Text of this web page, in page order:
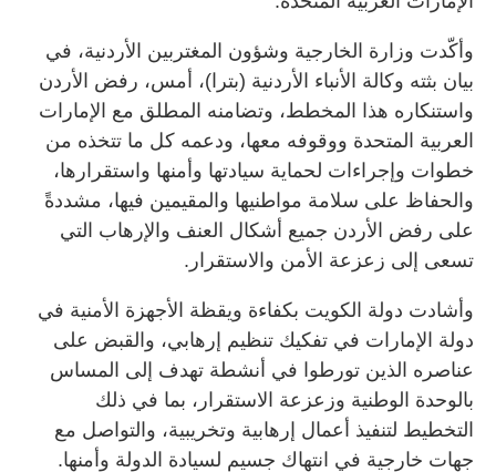
‏وأكّدت وزارة الخارجية وشؤون المغتربين الأردنية، في
بيان بثته وكالة الأنباء الأردنية (بترا)، أمس، رفض الأردن
واستنكاره هذا المخطط، وتضامنه المطلق مع الإمارات
العربية المتحدة ووقوفه معها، ودعمه كل ما تتخذه من
خطوات وإجراءات لحماية سيادتها وأمنها واستقرارها،
والحفاظ على سلامة مواطنيها والمقيمين فيها، مشددةً
على رفض الأردن جميع أشكال العنف والإرهاب التي
تسعى إلى زعزعة الأمن والاستقرار.
وأشادت دولة الكويت بكفاءة ويقظة الأجهزة الأمنية في
دولة الإمارات في تفكيك تنظيم إرهابي، والقبض على
عناصره الذين تورطوا في أنشطة تهدف إلى المساس
بالوحدة الوطنية وزعزعة الاستقرار، بما في ذلك
التخطيط لتنفيذ أعمال إرهابية وتخريبية، والتواصل مع
جهات خارجية في انتهاك جسيم لسيادة الدولة وأمنها.